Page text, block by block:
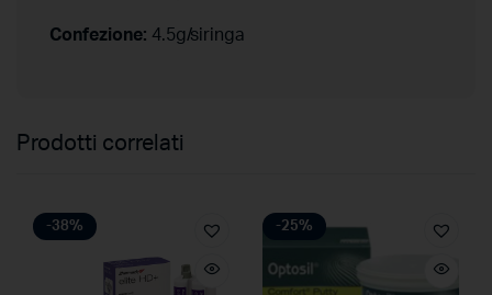
Confezione: 4.5g/siringa
Prodotti correlati
-38% -25%